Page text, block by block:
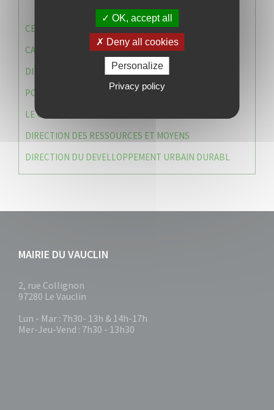
CENTRE COMMUNAL D’ACTION SOCIALE (C.C.A.S)
CAISSE DES ÉCOLES
DIRECTION DES SERVICES TECHNIQUES
POLICE MUNICIPALE
LE CABINET DU MAIRE
DIRECTION DES RESSOURCES ET MOYENS
DIRECTION DU DEVELLOPPEMENT URBAIN DURABL
MAIRIE DU VAUCLIN
2, rue Collignon
97280 Le Vauclin
Lun - Mar : 7h30- 13h & 14h-17h
Mer-Jeu-Vend : 7h30 - 13h30
OK, accept all
Deny all cookies
Personalize
Privacy policy